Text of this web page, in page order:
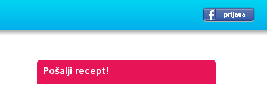
Pošalji recept!